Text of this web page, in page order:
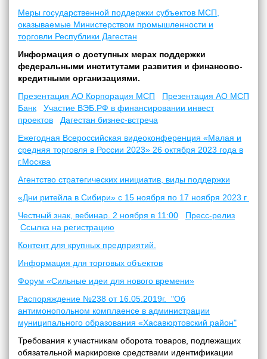
Меры государственной поддержки субъектов МСП,
оказываемые Министерством промышленности и
торговли Республики Дагестан
Информация о доступных мерах поддержки
федеральными институтами развития и финансово-
кредитными организациями.
Презентация АО Корпорация МСП
Презентация АО МСП
Банк
Участие ВЭБ.РФ в финансировании инвест
проектов
Дагестан бизнес-встреча
Ежегодная Всероссийская видеоконференция «Малая и
средняя торговля в России 2023» 26 октября 2023 года в
г.Москва
Агентство стратегических инициатив, виды поддержки
«Дни ритейла в Сибири» с 15 ноября по 17 ноября 2023 г
Честный знак, вебинар. 2 ноября в 11:00
Пресс-релиз
Ссылка на регистрацию
Контент для крупных предприятий.
Информация для торговых объектов
Форум «Сильные идеи для нового времени»
Распоряждение №238 от 16.05.2019г. "Об
антимонопольном комплаенсе в администрации
муниципального образования «Хасавюртовский район"
Требования к участникам оборота товаров, подлежащих
обязательной маркировке средствами идентификации